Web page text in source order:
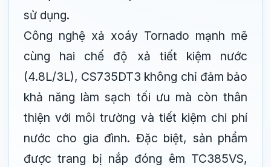
sử dụng.
Công nghệ xả xoáy Tornado mạnh mẽ
cùng hai chế độ xả tiết kiệm nước
(4.8L/3L), CS735DT3 không chỉ đảm bảo
khả năng làm sạch tối ưu mà còn thân
thiện với môi trường và tiết kiệm chi phí
nước cho gia đình. Đặc biệt, sản phẩm
được trang bị nắp đóng êm TC385VS,